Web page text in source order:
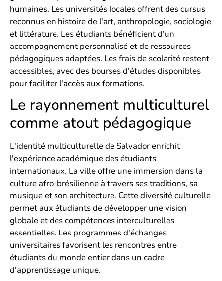
humaines. Les universités locales offrent des cursus
reconnus en histoire de l'art, anthropologie, sociologie
et littérature. Les étudiants bénéficient d'un
accompagnement personnalisé et de ressources
pédagogiques adaptées. Les frais de scolarité restent
accessibles, avec des bourses d'études disponibles
pour faciliter l'accès aux formations.
Le rayonnement multiculturel
comme atout pédagogique
L'identité multiculturelle de Salvador enrichit
l'expérience académique des étudiants
internationaux. La ville offre une immersion dans la
culture afro-brésilienne à travers ses traditions, sa
musique et son architecture. Cette diversité culturelle
permet aux étudiants de développer une vision
globale et des compétences interculturelles
essentielles. Les programmes d'échanges
universitaires favorisent les rencontres entre
étudiants du monde entier dans un cadre
d'apprentissage unique.